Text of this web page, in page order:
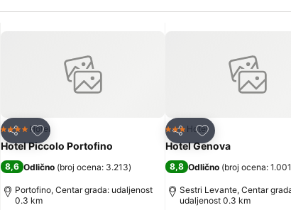
Deli
Dodati u favorite
4 Zvezdice
Hotel
Hotel Piccolo Portofino
8,6 Odlično (broj ocena: 3.213)
Portofino, Centar grada: udaljenost
0.3 km
Deli
Dodati u favorite
3 Zvezdice
Hotel
Hotel Genova
8,8 Odlično (broj ocena: 1.001
Sestri Levante, Centar
udaljenost 0.3 km